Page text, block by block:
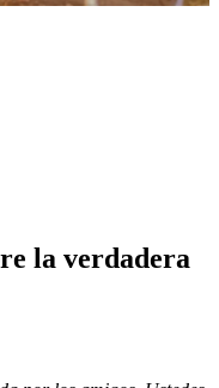
la verdadera